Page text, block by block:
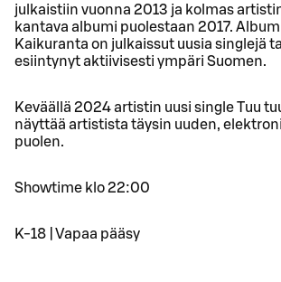
julkaistiin vuonna 2013 ja kolmas
kantava albumi puolestaan 2017.
Kaikuranta on julkaissut uusia singlejä
esiintynyt aktiivisesti ympäri Suomen.
Keväällä 2024 artistin uusi single Tuu
näyttää artistista täysin uuden,
puolen.
Showtime klo 22:00
K-18 | Vapaa pääsy